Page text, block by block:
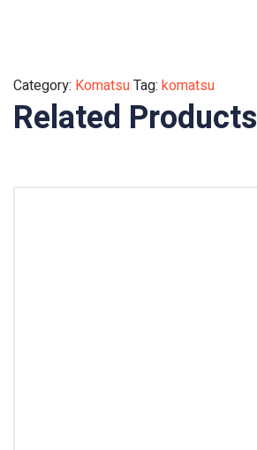
Category: KomatsuTag: komatsu
Related Products